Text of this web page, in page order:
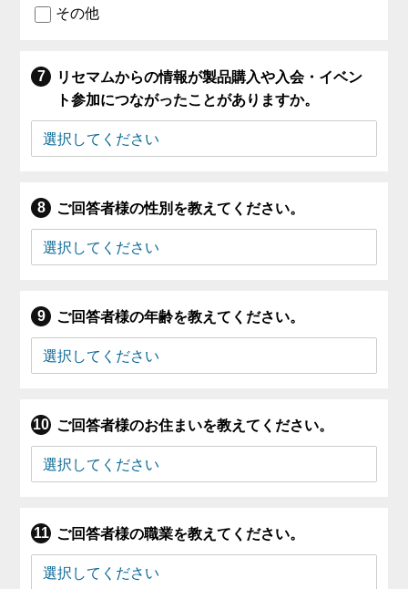
その他
リセマムからの情報が製品購入や入会・イベン
ト参加につながったことがありますか。
ご回答者様の性別を教えてください。
ご回答者様の年齢を教えてください。
ご回答者様のお住まいを教えてください。
ご回答者様の職業を教えてください。